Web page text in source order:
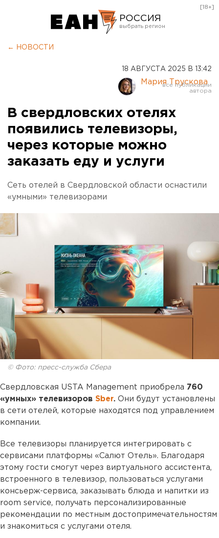
РОССИЯ
Курган
Оренбург
[18+]
← НОВОСТИ
18 АВГУСТА 2025 В 13:42
Мария Трускова
В свердловских отелях
появились телевизоры,
через которые можно
заказать еду и услуги
Сеть отелей в Свердловской области оснастили
«умными» телевизорами
© Фото: пресс-служба Сбера
Свердловская USTA Management приобрела 760
«умных» телевизоров Sber. Они будут установлены
в сети отелей, которые находятся под управлением
компании.
Все телевизоры планируется интегрировать с
сервисами платформы «Салют Отель». Благодаря
этому гости смогут через виртуального ассистента,
встроенного в телевизор, пользоваться услугами
консьерж-сервиса, заказывать блюда и напитки из
room service, получать персонализированные
рекомендации по местным достопримечательностям
и знакомиться с услугами отеля.